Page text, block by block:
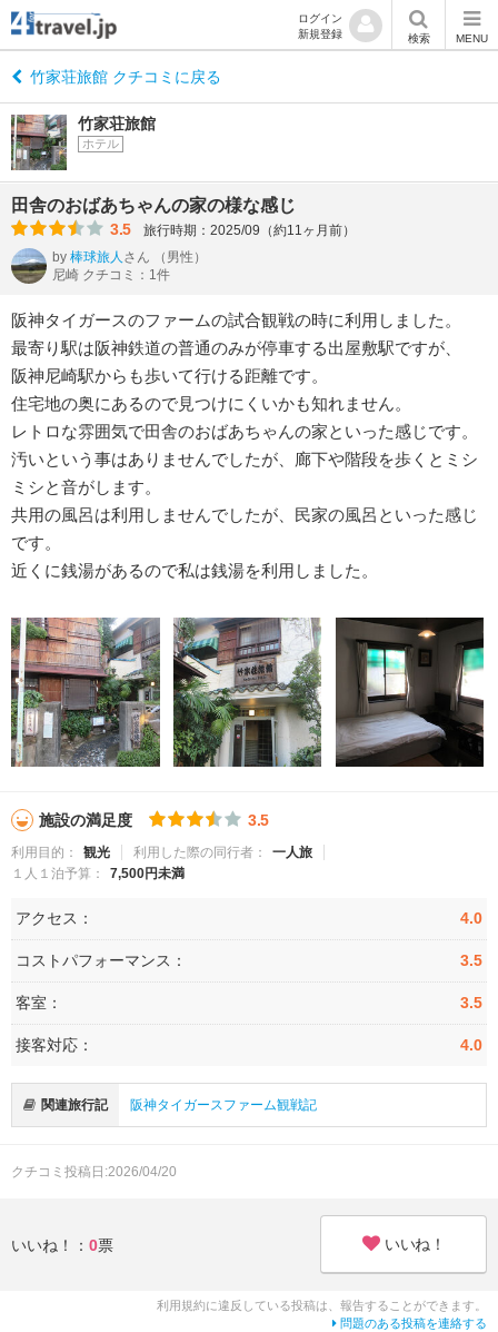
ログイン
新規登録
検索 MENU
竹家荘旅館 クチコミに戻る
竹家荘旅館
ホテル
田舎のおばあちゃんの家の様な感じ
3.5
旅行時期：2025/09（約11ヶ月前）
by 棒球旅人 さん
（男性）
尼崎 クチコミ：1件
阪神タイガースのファームの試合観戦の時に利用しました。
最寄り駅は阪神鉄道の普通のみが停車する出屋敷駅ですが、
阪神尼崎駅からも歩いて行ける距離です。
住宅地の奥にあるので見つけにくいかも知れません。
レトロな雰囲気で田舎のおばあちゃんの家といった感じです。
汚いという事はありませんでしたが、廊下や階段を歩くとミシ
ミシと音がします。
共用の風呂は利用しませんでしたが、民家の風呂といった感じ
です。
近くに銭湯があるので私は銭湯を利用しました。
施設の満足度 3.5
利用目的： 観光 利用した際の同行者：
一人旅
１人１泊予算：
7,500円未満
アクセス： 4.0
コストパフォーマンス： 3.5
客室： 3.5
接客対応： 4.0
関連旅行記 阪神タイガースファーム観戦記
クチコミ投稿日:2026/04/20
いいね！： 0票 いいね！
利用規約に違反している投稿は、報告することができます。
問題のある投稿を連絡する